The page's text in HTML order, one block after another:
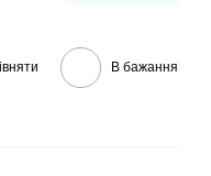
В бажання